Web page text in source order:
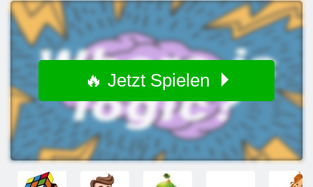
🔥 Jetzt Spielen